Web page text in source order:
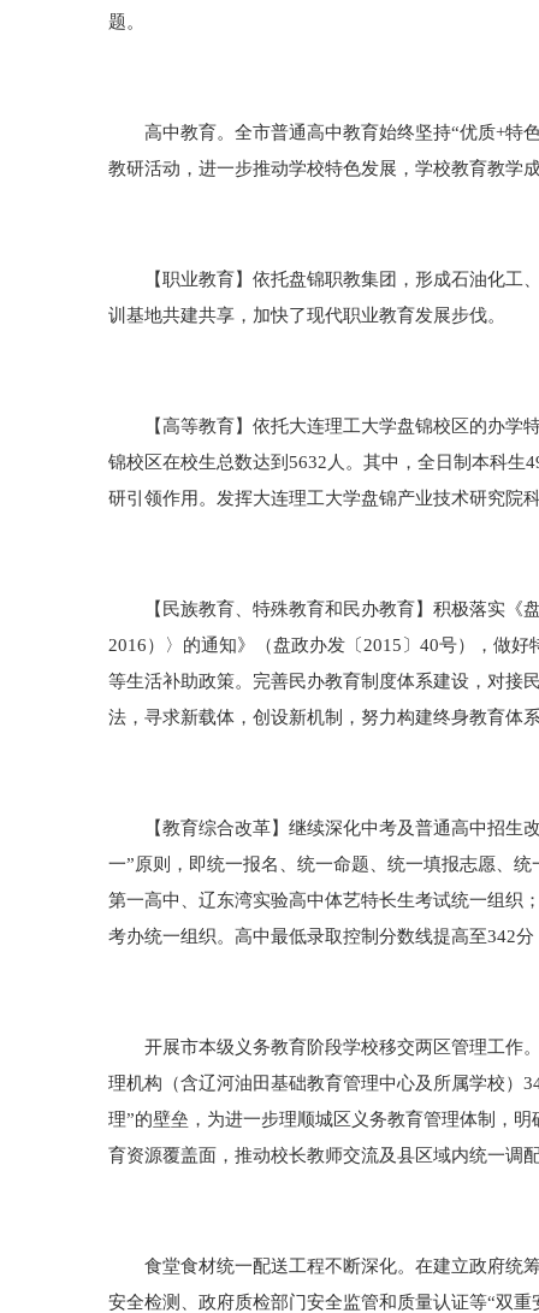
题。
高中教育。全市普通高中教育始终坚持“优质+特色
教研活动，进一步推动学校特色发展，学校教育教学
【职业教育】依托盘锦职教集团，形成石油化工、
训基地共建共享，加快了现代职业教育发展步伐。
【高等教育】依托大连理工大学盘锦校区的办学特
锦校区在校生总数达到5632人。其中，全日制本科生
研引领作用。发挥大连理工大学盘锦产业技术研究院
【民族教育、特殊教育和民办教育】积极落实《
2016）〉的通知》（盘政办发〔2015〕40号），做
等生活补助政策。完善民办教育制度体系建设，对接
法，寻求新载体，创设新机制，努力构建终身教育体
【教育综合改革】继续深化中考及普通高中招生改
一”原则，即统一报名、统一命题、统一填报志愿、
第一高中、辽东湾实验高中体艺特长生考试统一组织
考办统一组织。高中最低录取控制分数线提高至342
开展市本级义务教育阶段学校移交两区管理工作。
理机构（含辽河油田基础教育管理中心及所属学校）
理”的壁垒，为进一步理顺城区义务教育管理体制，
育资源覆盖面，推动校长教师交流及县区域内统一调
食堂食材统一配送工程不断深化。在建立政府统筹
安全检测、政府质检部门安全监管和质量认证等“双